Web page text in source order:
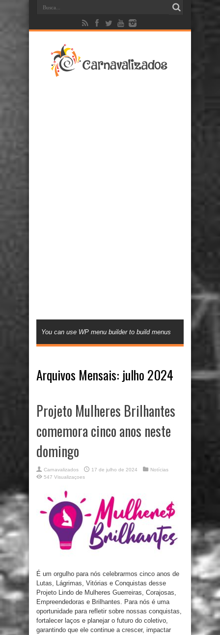
You can use WP menu builder to build menus
Arquivos Mensais: julho 2024
Projeto Mulheres Brilhantes
comemora cinco anos neste
domingo
Carnavalizados 17 de julho de 2024
Notícias
547 Visualizaçoes
É um orgulho para nós celebrarmos cinco anos de
Lutas, Lágrimas, Vitórias e Conquistas desse
Projeto Lindo de Mulheres Guerreiras, Corajosas,
Empreendedoras e Brilhantes. Para nós é uma
oportunidade para refletir sobre nossas conquistas,
fortalecer laços e planejar o futuro do coletivo,
garantindo que ele continue a crescer, impactar